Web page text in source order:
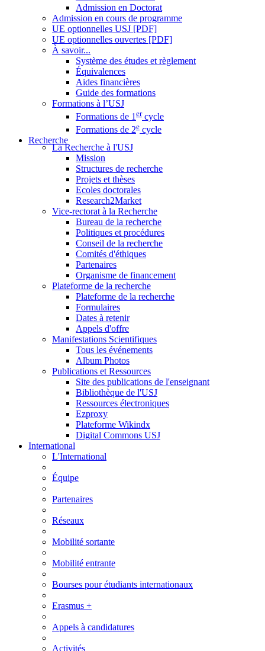
Admission en Doctorat
Admission en cours de programme
UE optionnelles USJ [PDF]
UE optionnelles ouvertes [PDF]
À savoir...
Système des études et règlement
Équivalences
Aides financières
Guide des formations
Formations à l’USJ
Formations de 1 ercycle
Formations de 2e cycle
Recherche
La Recherche à l'USJ
Mission
Structures de recherche
Projets et thèses
Ecoles doctorales
Research2Market
Vice-rectorat à la Recherche
Bureau de la recherche
Politiques et procédures
Conseil de la recherche
Comités d'éthiques
Partenaires
Organisme de financement
Plateforme de la recherche
Plateforme de la recherche
Formulaires
Dates à retenir
Appels d'offre
Manifestations Scientifiques
Tous les événements
Album Photos
Publications et Ressources
Site des publications de l'enseignant
Bibliothèque de l'USJ
Ressources électroniques
Ezproxy
Plateforme Wikindx
Digital Commons USJ
International
L'International
Équipe
Partenaires
Réseaux
Mobilité sortante
Mobilité entrante
Bourses pour étudiants internationaux
Erasmus +
Appels à candidatures
Activités